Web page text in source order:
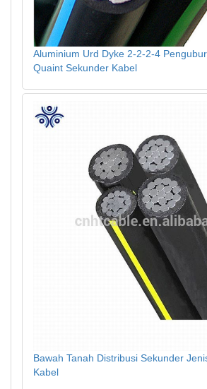
Aluminium Urd Dyke 2-2-2-4
Quaint Sekunder Kabel
Bawah Tanah Distribusi Sekunder
Kabel